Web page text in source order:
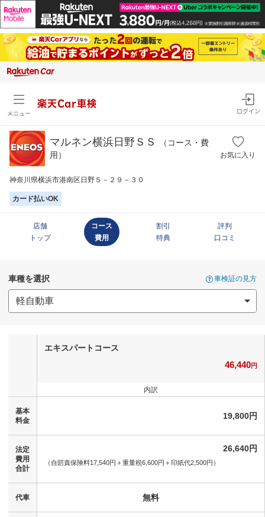
メニュー
楽天Car車検
ログイン
マルネン横浜日野ＳＳ
（コース・費
用）
お気に入り
神奈川県横浜市港南区日野５－２９－３０
カード払いOK
店舗
トップ
コース
費用
割引
特典
評判
口コミ
車種を選択 車検証の見方
エキスパートコース
46,440円
内訳
基本
料金
19,800円
法定
費用
合計
26,640円
（自賠責保険料17,540円＋重量税6,600円＋印紙代2,500円）
代車 無料